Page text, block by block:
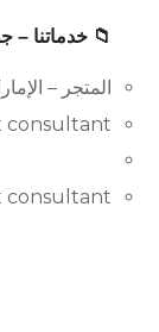
📁 خدماتنا –
المتجر –
consultant
consultant